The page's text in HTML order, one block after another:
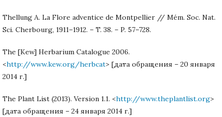
Thellung A. La Flore adventice de Montpellier // Mém. Soc. Nat.
Sci. Cherbourg, 1911–1912. – T. 38. – P. 57–728.
The [Kew] Herbarium Catalogue 2006.
<http://www.kew.org/herbcat> [дата обращения – 20 января
2014 г.]
The Plant List (2013). Version 1.1. <http://www.theplantlist.org>
[дата обращения – 24 января 2014 г.]